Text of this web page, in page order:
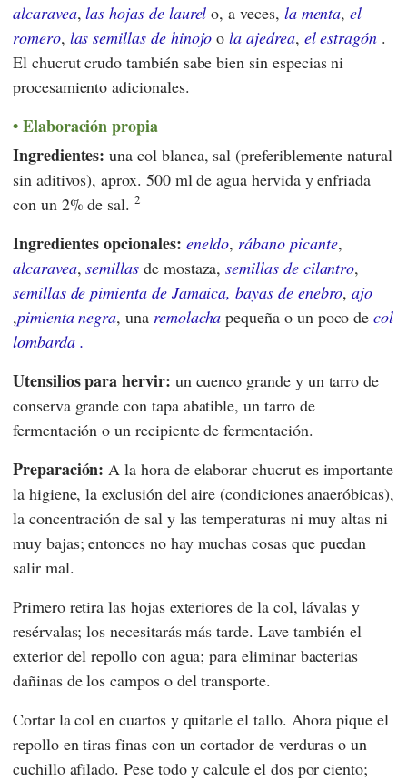
alcaravea,las hojas de laurel o, a veces, la menta,el
romero, las semillas de hinojo ola ajedrea, el estragón .
El chucrut crudo también sabe bien sin especias ni
procesamiento adicionales.
Elaboración propia
Ingredientes: una col blanca, sal (preferiblemente natural
sin aditivos), aprox. 500 ml de agua hervida y enfriada
con un 2% de sal.2
Ingredientes opcionales: eneldo, rábano picante,
alcaravea,semillas de mostaza,semillas de cilantro,
semillas de pimienta de Jamaica, bayas de enebro,ajo
,pimienta negra, una remolacha pequeña o un poco decol
lombarda .
Utensilios para hervir: un cuenco grande y un tarro de
conserva grande con tapa abatible, un tarro de
fermentación o un recipiente de fermentación.
Preparación: A la hora de elaborar chucrut es importante
la higiene, la exclusión del aire (condiciones anaeróbicas),
la concentración de sal y las temperaturas ni muy altas ni
muy bajas; entonces no hay muchas cosas que puedan
salir mal.
Primero retira las hojas exteriores de la col, lávalas y
resérvalas; los necesitarás más tarde. Lave también el
exterior del repollo con agua; para eliminar bacterias
dañinas de los campos o del transporte.
Cortar la col en cuartos y quitarle el tallo. Ahora pique el
repollo en tiras finas con un cortador de verduras o un
cuchillo afilado. Pese todo y calcule el dos por ciento;